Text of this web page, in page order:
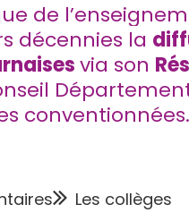
de
décennies la
via son
conventionnées.
Les collèges